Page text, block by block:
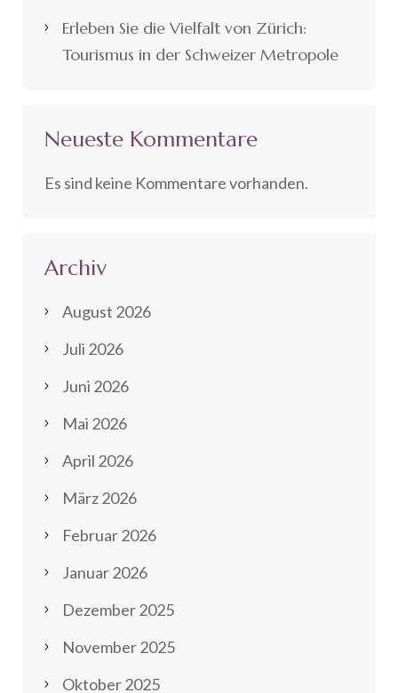
Erleben Sie die Vielfalt von Zürich:
Tourismus in der Schweizer Metropole
Neueste Kommentare
Es sind keine Kommentare vorhanden.
Archiv
August 2026
Juli 2026
Juni 2026
Mai 2026
April 2026
März 2026
Februar 2026
Januar 2026
Dezember 2025
November 2025
Oktober 2025